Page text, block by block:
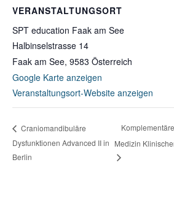
VERANSTALTUNGSORT
SPT education Faak am See
Halbinselstrasse 14
Faak am See, 9583 Österreich
Google Karte anzeigen
Veranstaltungsort-Website anzeigen
Craniomandibuläre
Dysfunktionen Advanced II in
Berlin
Medizin